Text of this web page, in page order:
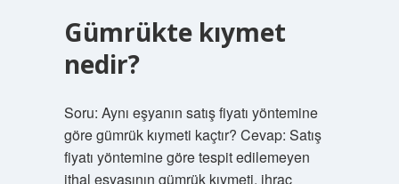
Gümrükte kıymet
nedir?
Soru: Aynı eşyanın satış fiyatı yöntemine
göre gümrük kıymeti kaçtır? Cevap: Satış
fiyatı yöntemine göre tespit edilemeyen
ithal eşyasının gümrük kıymeti, ihraç